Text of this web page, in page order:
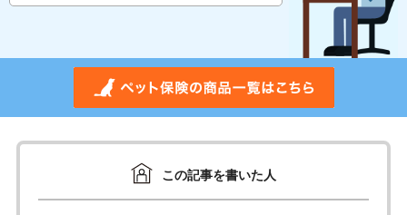
この記事を書いた人